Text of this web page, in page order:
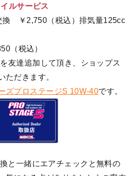
ルサービス
換 ￥2,750（税込）排気量125cc
（税込）
を友達追加して頂き、ショップス
ただきます。
ズプロステージS 10W-40です。
と一緒にエアチェックと無料の